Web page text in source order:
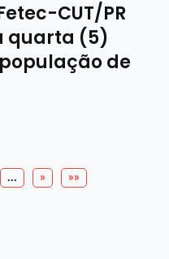
CUT/PR
quarta (5)
de
… » »»